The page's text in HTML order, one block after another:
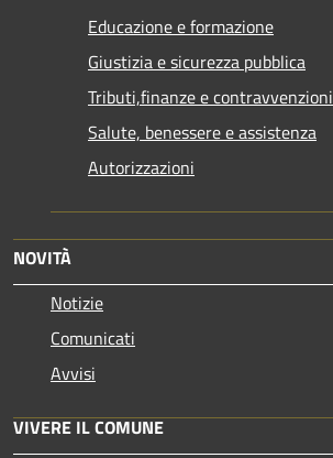
Educazione e formazione
Giustizia e sicurezza pubblica
Tributi,finanze e contravvenzioni
Salute, benessere e assistenza
Autorizzazioni
NOVITÀ
Notizie
Comunicati
Avvisi
VIVERE IL COMUNE